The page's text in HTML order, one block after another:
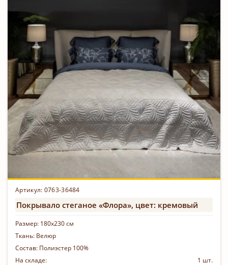
Артикул: 0763-36484
Покрывало стеганое «Флора», цвет: кремовый
Размер: 180х230 см
Ткань: Велюр
Состав: Полиэстер 100%
На складе:
1 шт.